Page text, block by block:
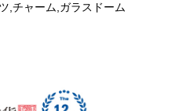
,チャーム,ガラスドーム